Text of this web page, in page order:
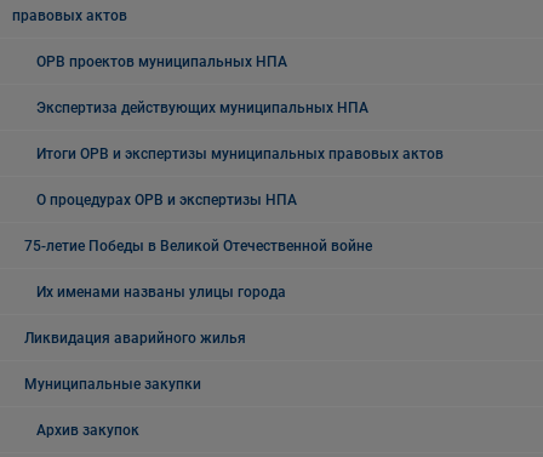
правовых актов
ОРВ проектов муниципальных НПА
Экспертиза действующих муниципальных НПА
Итоги ОРВ и экспертизы муниципальных правовых актов
О процедурах ОРВ и экспертизы НПА
75-летие Победы в Великой Отечественной войне
Их именами названы улицы города
Ликвидация аварийного жилья
Муниципальные закупки
Архив закупок